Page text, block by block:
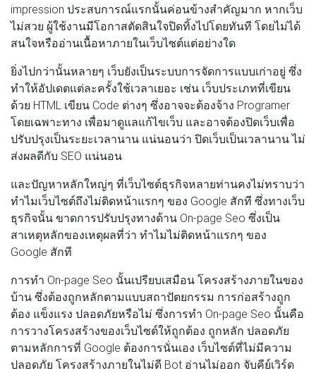
impression ประสบการณ์แรกนั้นค่อนข้างสำคัญมาก หากเว็บ
ไม่สวย ผู้ใช้งานมีโอกาสตัดสินใจปิดทิ้งไปโดยทันที โดยไม่ได้
สนใจหรืออ่านเนื้อหาภายในเว็บไซต์แต่อย่างใด
ยิ่งไปกว่านั้นหลายๆ เว็บยังเป็นระบบการจัดการแบบเก่าอยู่ ซึ่ง
ทำให้อัปเดตแต่ละครั้งใช้เวลาเยอะ เช่น เว็บประเภทที่เขียน
ด้วย HTML เขียน Code ต่างๆ ซึ่งอาจจะต้องจ้าง Programer
โดยเฉพาะทาง เพื่อมาดูแลแก้ไขเว็บ และอาจต้องปิดเว็บเพื่อ
ปรับปรุงเป็นระยะเวลานาน แน่นอนว่า ปิดเว็บเป็นเวลานาน ไม่
ส่งผลดีกับ SEO แน่นอน
และปัญหาหลักใหญ่ๆ ที่เว็บไซต์ธุรกิจหลายท่านคงไม่ทราบว่า
ทำไมเว็บไซต์ถึงไม่ติดหน้าแรกๆ ของ Google สักที ซึ่งทางเว็บ
ธุรกิจนั้น ขาดการปรับปรุงทางด้าน On-page Seo ซึ่งเป็น
สาเหตุหลักของเหตุผลที่ว่า ทำไมไม่ติดหน้าแรกๆ ของ
Google สักที
การทำ On-page Seo นั้นเปรียบเสมือน โครงสร้างภายในของ
บ้าน ซึ่งต้องถูกหลักตามแบบสถาปัตยกรรม การก่อสร้างถูก
ต้อง แข็งแรง ปลอดภัยหรือไม่ ซึ่งการทำ On-page Seo นั้นคือ
การวางโครงสร้างของเว็บไซต์ให้ถูกต้อง ถูกหลัก ปลอดภัย
ตามหลักการที่ Google ต้องการนั่นเอง เว็บไซต์ที่ไม่มีความ
ปลอดภัย โครงสร้างภายในไม่ดี Bot อ่านไม่ออก จับคีย์เวิร์ด